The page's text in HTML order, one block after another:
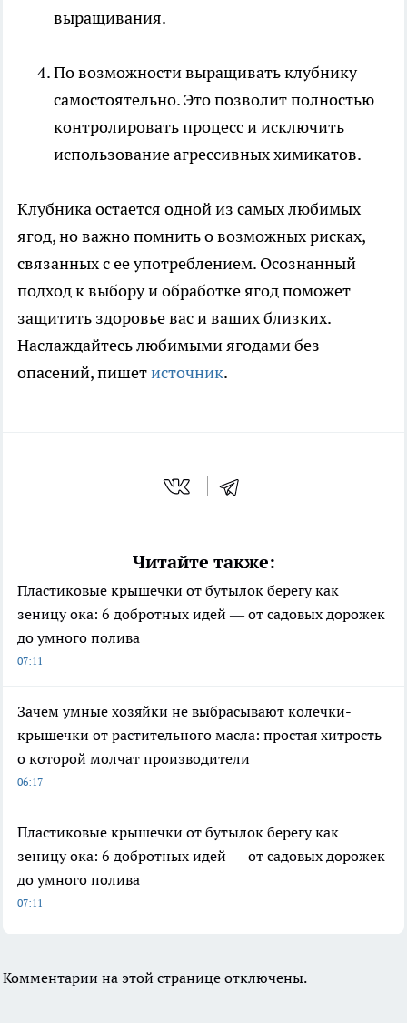
выращивания.
По возможности выращивать клубнику
самостоятельно. Это позволит полностью
контролировать процесс и исключить
использование агрессивных химикатов.
Клубника остается одной из самых любимых
ягод, но важно помнить о возможных рисках,
связанных с ее употреблением. Осознанный
подход к выбору и обработке ягод поможет
защитить здоровье вас и ваших близких.
Наслаждайтесь любимыми ягодами без
опасений, пишетисточник.
Читайте также:
Пластиковые крышечки от бутылок берегу как
зеницу ока: 6 добротных идей — от садовых дорожек
до умного полива
07:11
Зачем умные хозяйки не выбрасывают колечки-
крышечки от растительного масла: простая хитрость
о которой молчат производители
06:17
Пластиковые крышечки от бутылок берегу как
зеницу ока: 6 добротных идей — от садовых дорожек
до умного полива
07:11
Комментарии на этой странице отключены.